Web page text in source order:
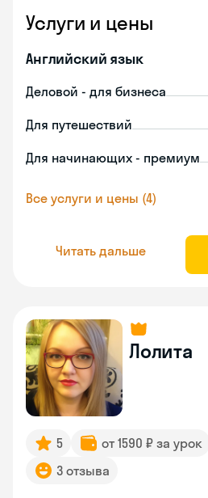
Услуги и цены
Английский язык
Деловой - для бизнеса
Для путешествий
Для начинающих - премиум
Все услуги и цены (4)
Читать дальше
Лолита
5 от 1590 ₽ за урок
3 отзыва